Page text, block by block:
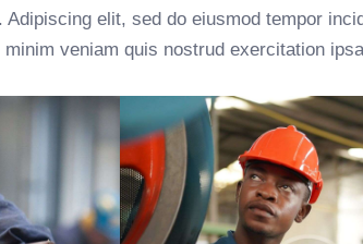
elit, sed do eiusmod tempor
veniam quis nostrud exercitation